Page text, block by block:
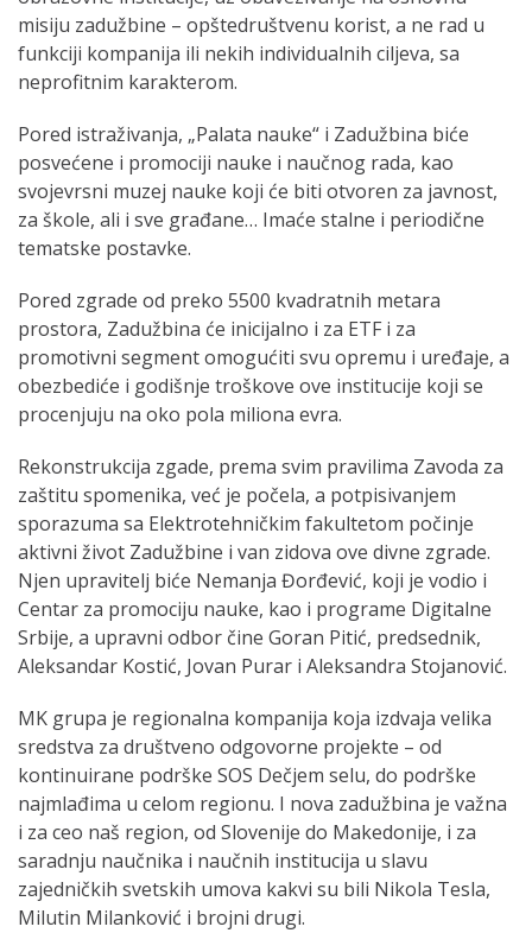
misiju zadužbine – opštedruštvenu korist, a ne rad u
funkciji kompanija ili nekih individualnih ciljeva, sa
neprofitnim karakterom.
Pored istraživanja, „Palata nauke“ i Zadužbina biće
posvećene i promociji nauke i naučnog rada, kao
svojevrsni muzej nauke koji će biti otvoren za javnost,
za škole, ali i sve građane… Imaće stalne i periodične
tematske postavke.
Pored zgrade od preko 5500 kvadratnih metara
prostora, Zadužbina će inicijalno i za ETF i za
promotivni segment omogućiti svu opremu i uređaje, a
obezbediće i godišnje troškove ove institucije koji se
procenjuju na oko pola miliona evra.
Rekonstrukcija zgade, prema svim pravilima Zavoda za
zaštitu spomenika, već je počela, a potpisivanjem
sporazuma sa Elektrotehničkim fakultetom počinje
aktivni život Zadužbine i van zidova ove divne zgrade.
Njen upravitelj biće Nemanja Đorđević, koji je vodio i
Centar za promociju nauke, kao i programe Digitalne
Srbije, a upravni odbor čine Goran Pitić, predsednik,
Aleksandar Kostić, Jovan Purar i Aleksandra Stojanović.
MK grupa je regionalna kompanija koja izdvaja velika
sredstva za društveno odgovorne projekte – od
kontinuirane podrške SOS Dečjem selu, do podrške
najmlađima u celom regionu. I nova zadužbina je važna
i za ceo naš region, od Slovenije do Makedonije, i za
saradnju naučnika i naučnih institucija u slavu
zajedničkih svetskih umova kakvi su bili Nikola Tesla,
Milutin Milanković i brojni drugi.